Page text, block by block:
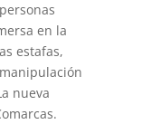
en la
estafas,
nueva